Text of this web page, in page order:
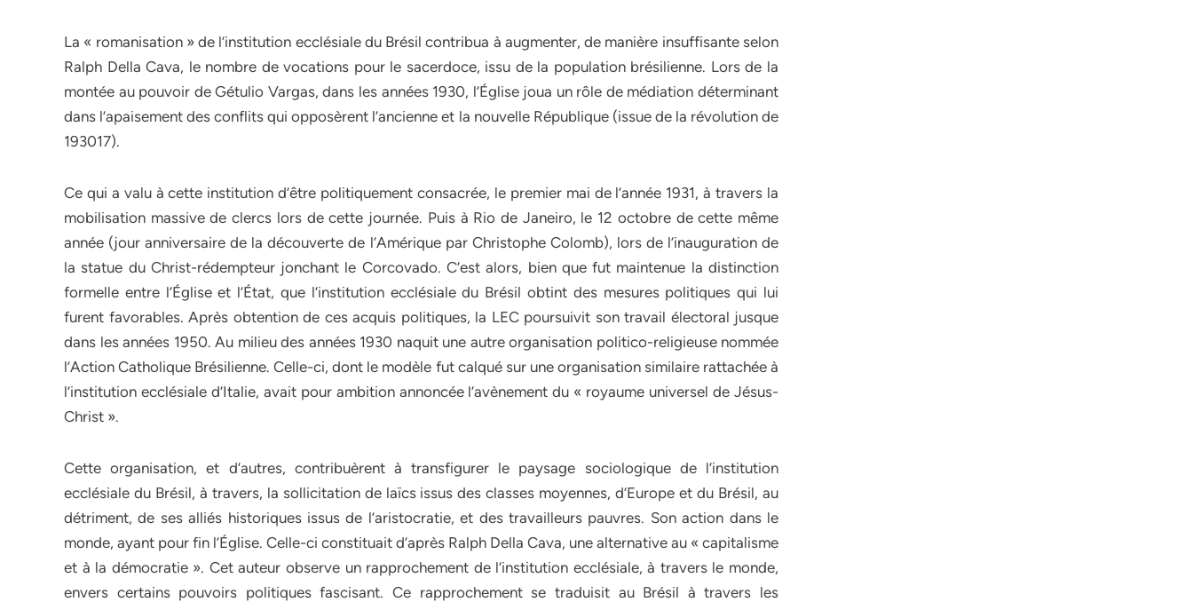
La « romanisation » de l’institution ecclésiale du Brésil contribua à augmenter, de manière insuffisante selon
Ralph Della Cava, le nombre de vocations pour le sacerdoce, issu de la population brésilienne. Lors de la
montée au pouvoir de Gétulio Vargas, dans les années 1930, l’Église joua un rôle de médiation déterminant
dans l’apaisement des conflits qui opposèrent l’ancienne et la nouvelle République (issue de la révolution de
193017).
Ce qui a valu à cette institution d’être politiquement consacrée, le premier mai de l’année 1931, à travers la
mobilisation massive de clercs lors de cette journée. Puis à Rio de Janeiro, le 12 octobre de cette même
année (jour anniversaire de la découverte de l’Amérique par Christophe Colomb), lors de l’inauguration de
la statue du Christ-rédempteur jonchant le Corcovado. C’est alors, bien que fut maintenue la distinction
formelle entre l’Église et l’État, que l’institution ecclésiale du Brésil obtint des mesures politiques qui lui
furent favorables. Après obtention de ces acquis politiques, la LEC poursuivit son travail électoral jusque
dans les années 1950. Au milieu des années 1930 naquit une autre organisation politico-religieuse nommée
l’Action Catholique Brésilienne. Celle-ci, dont le modèle fut calqué sur une organisation similaire rattachée à
l’institution ecclésiale d’Italie, avait pour ambition annoncée l’avènement du « royaume universel de Jésus-
Christ ».
Cette organisation, et d’autres, contribuèrent à transfigurer le paysage sociologique de l’institution
ecclésiale du Brésil, à travers, la sollicitation de laïcs issus des classes moyennes, d’Europe et du Brésil, au
détriment, de ses alliés historiques issus de l’aristocratie, et des travailleurs pauvres. Son action dans le
monde, ayant pour fin l’Église. Celle-ci constituait d’après Ralph Della Cava, une alternative au « capitalisme
et à la démocratie ». Cet auteur observe un rapprochement de l’institution ecclésiale, à travers le monde,
envers certains pouvoirs politiques fascisant. Ce rapprochement se traduisit au Brésil à travers les